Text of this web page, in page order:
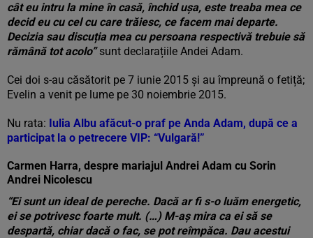
cât eu intru la mine în casă, închid ușa, este treaba mea ce
decid eu cu cel cu care trăiesc, ce facem mai departe.
Decizia sau discuția mea cu persoana respectivă trebuie să
rămână tot acolo”sunt declarațiile Andei Adam.
Cei doi s-au căsătorit pe 7 iunie 2015 și au împreună o fetiță;
Evelin a venit pe lume pe 30 noiembrie 2015.
Nu rata: Iulia Albu afăcut-o praf pe Anda Adam, după ce a
participat la o petrecere VIP: “Vulgară!”
Carmen Harra, despre mariajul Andrei Adam cu Sorin
Andrei Nicolescu
“Ei sunt un ideal de pereche. Dacă ar fi s-o luăm energetic,
ei se potrivesc foarte mult. (…) M-aș mira ca ei să se
despartă, chiar dacă o fac, se pot reîmpăca. Dau acestui